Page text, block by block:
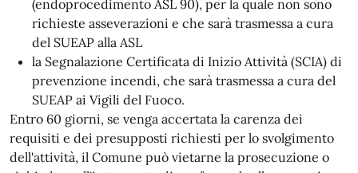
(endoprocedimento ASL 90), per la quale non sono
richieste asseverazioni e che sarà trasmessa a cura
del SUEAP alla ASL
la Segnalazione Certificata di Inizio Attività (SCIA) di
prevenzione incendi, che sarà trasmessa a cura del
SUEAP ai Vigili del Fuoco.
Entro 60 giorni, se venga accertata la carenza dei
requisiti e dei presupposti richiesti per lo svolgimento
dell'attività, il Comune può vietarne la prosecuzione o